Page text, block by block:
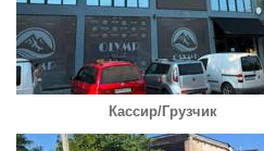
Кассир/Грузчик